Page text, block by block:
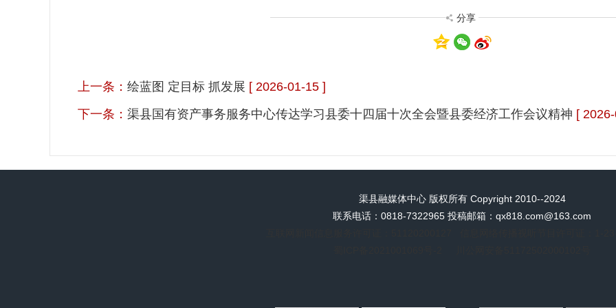
分享
上一条： 绘蓝图 定目标 抓发展 [ 2026-01-15 ]
下一条： 渠县国有资产事务服务中心传达学习县委十四届十次全会暨县委经济工作会议精神 [
渠县融媒体中心 版权所有 Copyright 2010--2024
联系电话：0818-7322965 投稿邮箱：qx818.com@163.com